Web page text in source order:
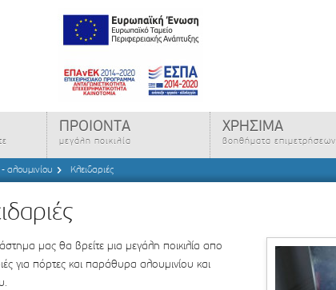
ΠΡΟΙΟΝΤΑ
μεγάλη ποικιλία
ΧΡΗΣΙΜΑ
βοηθήματα επιμετρήσεων
αλουμινίου Κλειδαριές
μας θα βρείτε μια μεγάλη ποικιλία απο
για πόρτες και παράθυρα αλουμινίου και